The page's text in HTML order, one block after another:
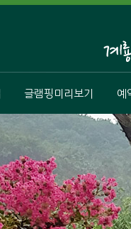
글램핑미리보기 예